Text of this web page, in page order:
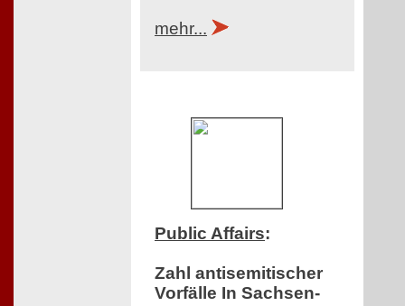
mehr...
Public Affairs:
Zahl antisemitischer
Vorfälle In Sachsen-